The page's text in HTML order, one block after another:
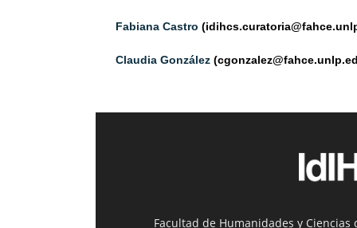
Fabiana Castro
Claudia González
Facultad de Humanidades y